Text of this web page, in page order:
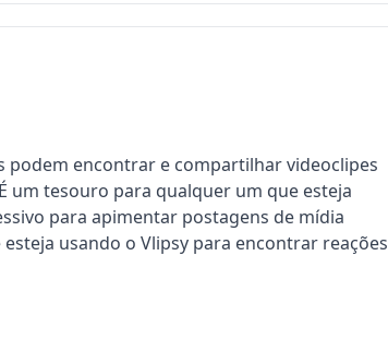
encontrar e compartilhar videoclipes
um tesouro para qualquer um que esteja
para apimentar postagens de mídia
usando o Vlipsy para encontrar reações